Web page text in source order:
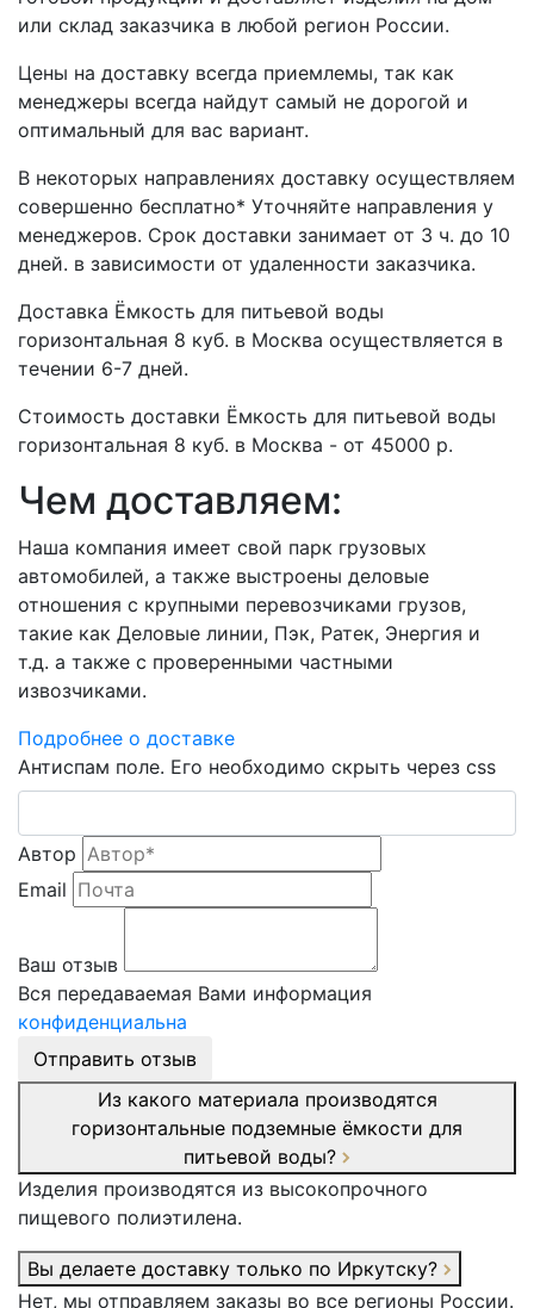
или склад заказчика в любой регион России.
Цены на доставку всегда приемлемы, так как
менеджеры всегда найдут самый не дорогой и
оптимальный для вас вариант.
В некоторых направлениях доставку осуществляем
совершенно бесплатно* Уточняйте направления у
менеджеров. Срок доставки занимает от 3 ч. до 10
дней. в зависимости от удаленности заказчика.
Доставка Ёмкость для питьевой воды
горизонтальная 8 куб. в Москва осуществляется в
течении 6-7 дней.
Стоимость доставки Ёмкость для питьевой воды
горизонтальная 8 куб. в Москва - от 45000 р.
Чем доставляем:
Наша компания имеет свой парк грузовых
автомобилей, а также выстроены деловые
отношения с крупными перевозчиками грузов,
такие как Деловые линии, Пэк, Ратек, Энергия и
т.д. а также с проверенными частными
извозчиками.
Подробнее о доставке
Антиспам поле. Его необходимо скрыть через css
Автор
Email
Ваш отзыв
Вся передаваемая Вами информация
конфиденциальна
Отправить отзыв
Из какого материала производятся
горизонтальные подземные ёмкости для
питьевой воды?
Изделия производятся из высокопрочного
пищевого полиэтилена.
Вы делаете доставку только по Иркутску?
Нет, мы отправляем заказы во все регионы России.